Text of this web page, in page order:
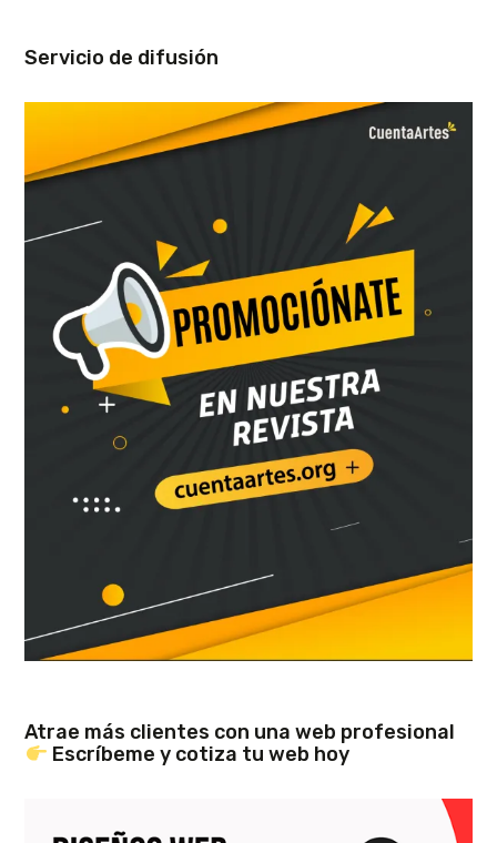
Servicio de difusión
Atrae más clientes con una web profesional
Escríbeme y cotiza tu web hoy